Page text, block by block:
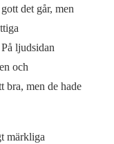
det går, men
ljudsidan
och
bra, men de hade
märkliga